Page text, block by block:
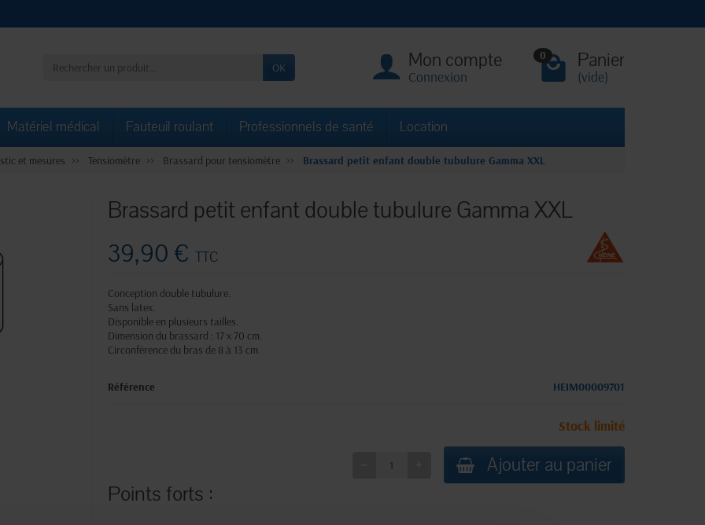
OK Mon compte
Connexion
0 Panier
(vide)
Matériel médical Fauteuil roulant Professionnels de santé Location
et mesures Tensiomètre Brassard pour tensiomètre Brassard petit enfant double tubulure Gamma XXL
Brassard petit enfant double tubulure Gamma XXL
39,90 €TTC
Conception double tubulure.
Sans latex.
Disponible en plusieurs tailles.
Dimension du brassard : 17 x 70 cm.
Circonférence du bras de 8 à 13 cm.
Référence HEIM00009701
Stock limité
Ajouter au panier
Points forts :